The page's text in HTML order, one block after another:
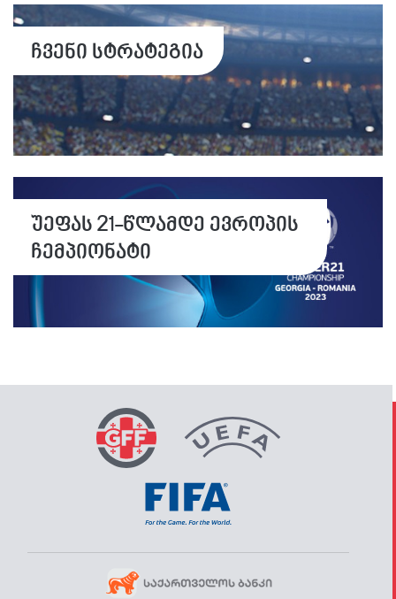
ჩვენი სტრატეგია
უეფას 21-წლამდე ევროპის
ჩემპიონატი